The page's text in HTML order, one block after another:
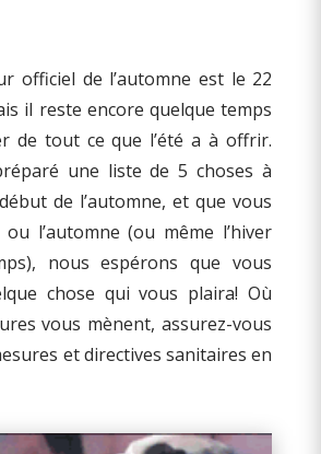
officiel de l’automne est le 22
il reste encore quelque temps
de tout ce que l’été a à offrir.
une liste de 5 choses à
de l’automne, et que vous
l’automne (ou même l’hiver
nous espérons que vous
chose qui vous plaira! Où
vous mènent, assurez-vous
et directives sanitaires en